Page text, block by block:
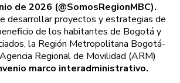
de 2026 (@SomosRegionMBC).
desarrollar proyectos y estrategias de
de los habitantes de Bogotá y
la Región Metropolitana Bogotá-
Regional de Movilidad (ARM)
marco interadministrativo.